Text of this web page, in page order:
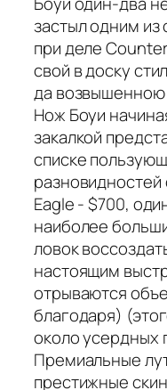
застыл одним из
при деле
свой в доску
да возвышенною
Нож Боуи
закалкой
списке
разновидностей
Eagle - $700,
наиболее
ловок
настоящим
отрываются
благодаря)
около усердных
Премиальные
престижные